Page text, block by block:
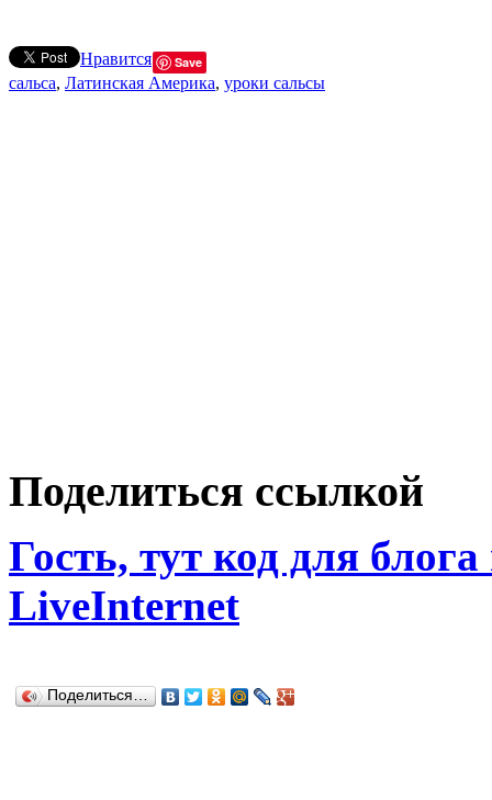
Нравится Save
сальса, Латинская Америка, уроки сальсы
Поделиться ссылкой
Гость, тут код для
LiveInternet
Поделиться…